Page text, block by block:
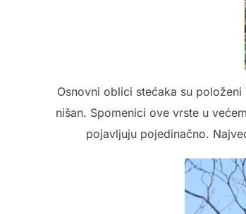
Osnovni oblici stećaka su
nišan. Spomenici ove vrste u
pojavljuju pojedinačno.